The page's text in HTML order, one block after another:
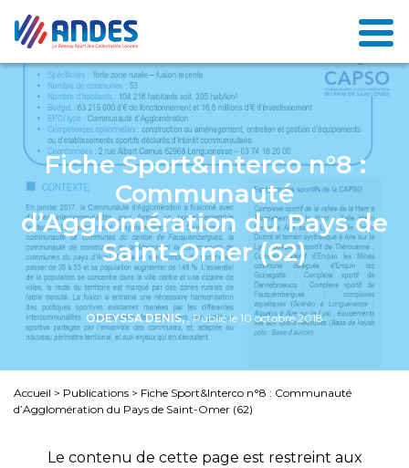
Fiche Sport&Interco n°8 :
Communauté
d’Agglomération du Pays de
Saint-Omer (62)
ODEYSSA DENIS,, Publié le 10 octobre 2018
Accueil > Publications > Fiche Sport&Interco n°8 : Communauté
d’Agglomération du Pays de Saint-Omer (62)
Le contenu de cette page est restreint aux